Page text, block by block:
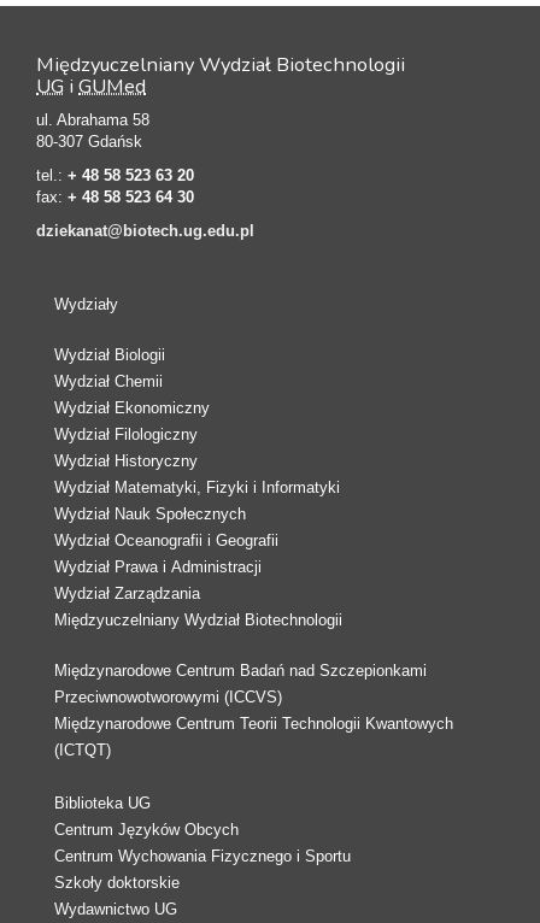
Międzyuczelniany Wydział Biotechnologii
UG i GUMed
ul. Abrahama 58
80-307 Gdańsk
tel.: + 48 58 523 63 20
fax: + 48 58 523 64 30
dziekanat@biotech.ug.edu.pl
Wydziały
Wydział Biologii
Wydział Chemii
Wydział Ekonomiczny
Wydział Filologiczny
Wydział Historyczny
Wydział Matematyki, Fizyki i Informatyki
Wydział Nauk Społecznych
Wydział Oceanografii i Geografii
Wydział Prawa i Administracji
Wydział Zarządzania
Międzyuczelniany Wydział Biotechnologii
Międzynarodowe Centrum Badań nad Szczepionkami
Przeciwnowotworowymi (ICCVS)
Międzynarodowe Centrum Teorii Technologii Kwantowych
(ICTQT)
Biblioteka UG
Centrum Języków Obcych
Centrum Wychowania Fizycznego i Sportu
Szkoły doktorskie
Wydawnictwo UG